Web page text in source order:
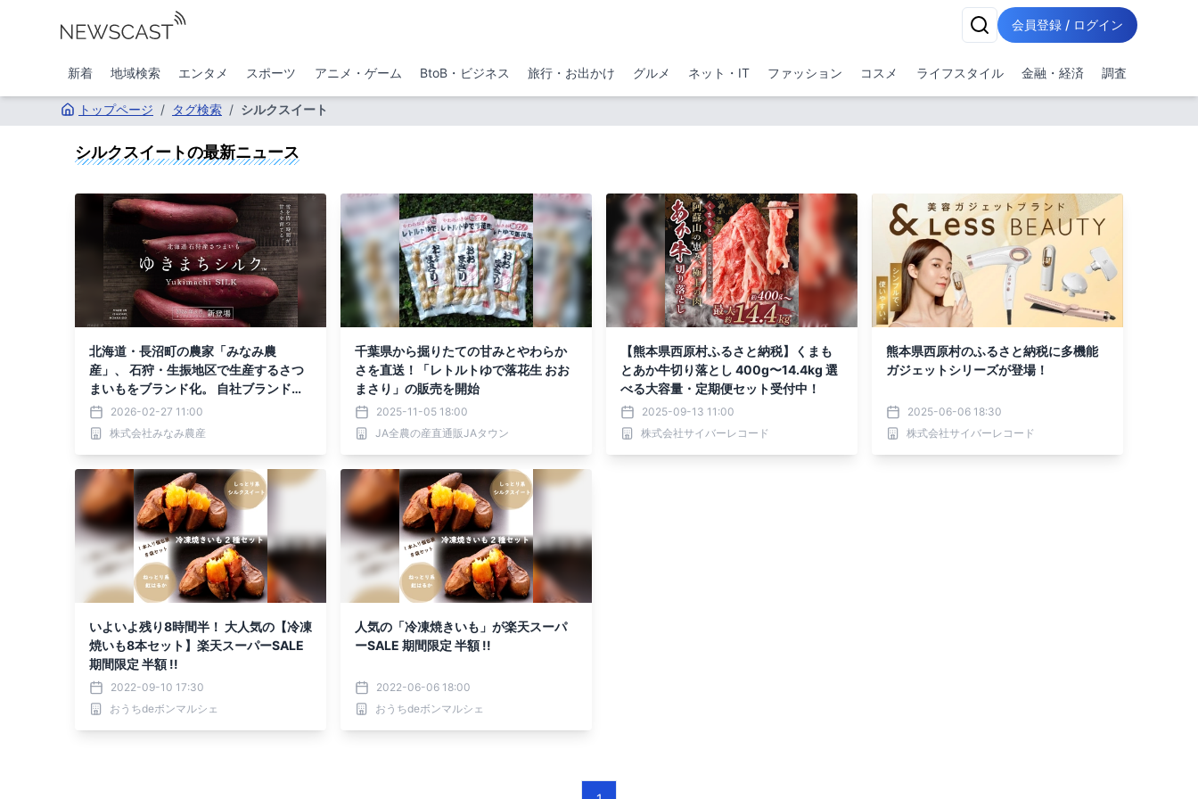
会員登録 / ログイン
新着 地域検索 エンタメ スポーツ アニメ・ゲーム BtoB・ビジネス 旅行・お出かけ グルメ ネット・IT ファッション コスメ ライフスタイル 金融・経済 調査
トップページ / タグ検索 / シルクスイート
シルクスイートの最新ニュース
北海道・長沼町の農家「みなみ農
産」、 石狩・生振地区で生産するさつ
まいもをブランド化。 自社ブランド
「ゆきまちシルク™」をリリース
2026-02-27 11:00
株式会社みなみ農産
千葉県から掘りたての甘みとやわらか
さを直送！「レトルトゆで落花生 おお
まさり」の販売を開始
2025-11-05 18:00
JA全農の産直通販JAタウン
【熊本県西原村ふるさと納税】くまも
とあか牛切り落とし 400g〜14.4kg 選
べる大容量・定期便セット受付中！
2025-09-13 11:00
株式会社サイバーレコード
熊本県西原村のふるさと納税に多機能
ガジェットシリーズが登場！
2025-06-06 18:30
株式会社サイバーレコード
いよいよ残り8時間半！ 大人気の【冷凍
焼いも8本セット】楽天スーパーSALE
期間限定 半額 !!
2022-09-10 17:30
おうちdeボンマルシェ
人気の「冷凍焼きいも」が楽天スーパ
ーSALE 期間限定 半額 !!
2022-06-06 18:00
おうちdeボンマルシェ